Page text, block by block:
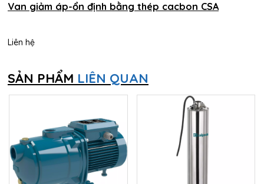
Van giảm áp-ổn định bằng thép cacbon CSA
Liên hệ
SẢN PHẨM LIÊN QUAN